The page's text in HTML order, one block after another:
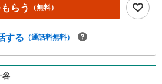
らう （無料）
する （通話料無料）
谷